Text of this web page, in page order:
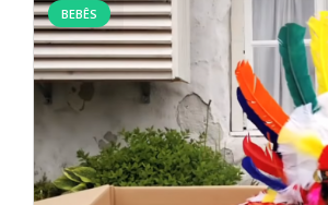
BEBÊS